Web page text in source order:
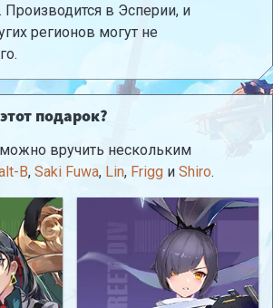
Производится в Эсперии, и
регионов могут не
подарок?
вручить нескольким
B, Saki Fuwa, Lin, Frigg и Shiro.